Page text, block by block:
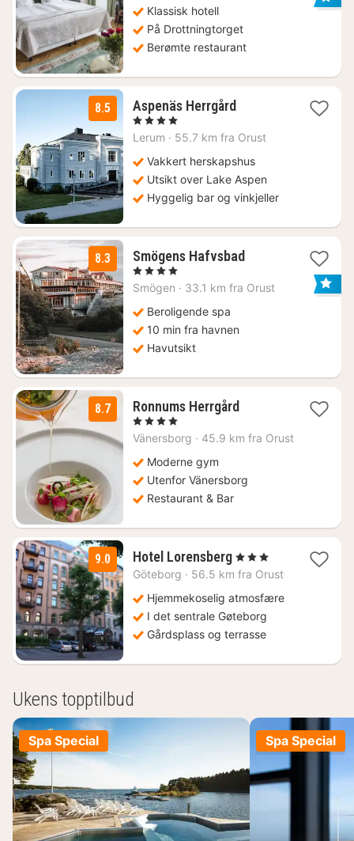
1639
kr.
Klassisk hotell
På Drottningtorget
Berømte restaurant
8.5 Aspenäs Herrgård1
fra
kr.
, 4 Stjerner
Lerum · 55.7 km fra Orust
Vakkert herskapshus
Utsikt over Lake Aspen
Hyggelig bar og vinkjeller
8.3 Smögens Hafvsbad3
fra
, 4 Stjerner
Smögen · 33.1 km fra Orust
Beroligende spa
10 min fra havnen
Havutsikt
8.7 Ronnums Herrgård1
fra
, 4 Stjerner
Vänersborg · 45.9 km fra Orust
Moderne gym
Utenfor Vänersborg
Restaurant & Bar
9.0 Hotel Lorensberg3
netter
871
kr.
, 3 Stjerner
Göteborg · 56.5 km fra Orust
Hjemmekoselig atmosfære
I det sentrale Gøteborg
Gårdsplass og terrasse
Ukens topptilbud
Spa Special Spa Special